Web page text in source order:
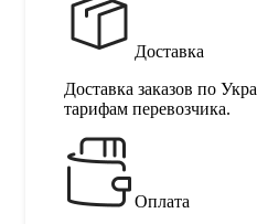
Доставка
Доставка заказов по
тарифам перевозчика.
Оплата